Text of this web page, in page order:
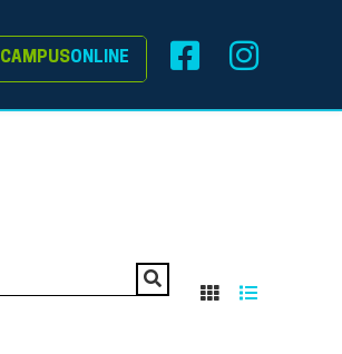
CAMPUSONLINE